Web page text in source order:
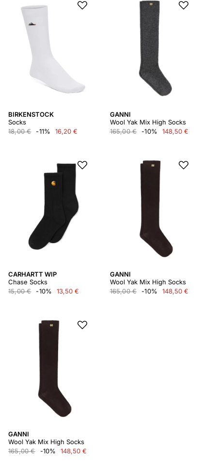
BIRKENSTOCK
Socks
18,00 €
-11% 16,20 €
GANNI
Wool Yak Mix High Socks
165,00 €
-10% 148,50 €
CARHARTT WIP
Chase Socks
15,00 €
-10% 13,50 €
GANNI
Wool Yak Mix High Socks
165,00 €
-10% 148,50 €
GANNI
Wool Yak Mix High Socks
165,00 €
-10% 148,50 €